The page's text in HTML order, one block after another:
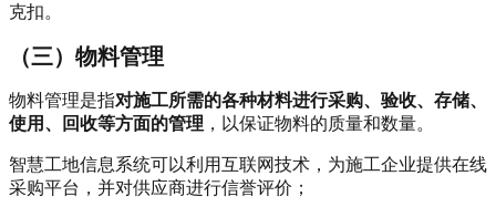
克扣。
（三）物料管理
物料管理是指对施工所需的各种材料进行采购、验收、存储、
使用、回收等方面的管理 ，以保证物料的质量和数量。
智慧工地信息系统可以利用互联网技术，为施工企业提供在线
采购平台，并对供应商进行信誉评价；